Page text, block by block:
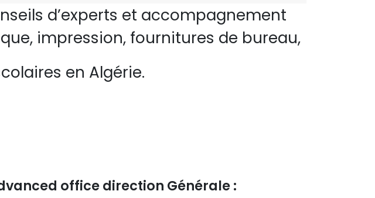
d’experts et accompagnement
impression, fournitures de bureau,
en Algérie.
office direction Générale :